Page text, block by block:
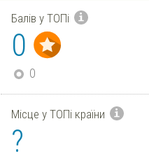
Балів у ТОПі
0
0
Місце у ТОПі країни
?